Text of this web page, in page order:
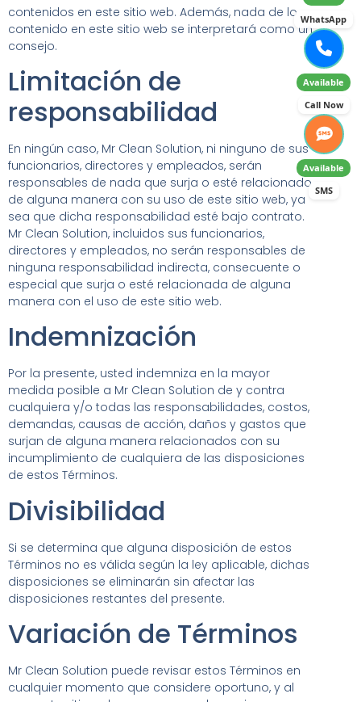
contenidos en este sitio web. Además, nada de lo
contenido en este sitio web se interpretará como un
consejo.
Limitación de
responsabilidad
En ningún caso, Mr Clean Solution, ni ninguno de sus
funcionarios, directores y empleados, serán
responsables de nada que surja o esté relacionado
de alguna manera con su uso de este sitio web, ya
sea que dicha responsabilidad esté bajo contrato.
Mr Clean Solution, incluidos sus funcionarios,
directores y empleados, no serán responsables de
ninguna responsabilidad indirecta, consecuente o
especial que surja o esté relacionada de alguna
manera con el uso de este sitio web.
Indemnización
Por la presente, usted indemniza en la mayor
medida posible a Mr Clean Solution de y contra
cualquiera y/o todas las responsabilidades, costos,
demandas, causas de acción, daños y gastos que
surjan de alguna manera relacionados con su
incumplimiento de cualquiera de las disposiciones
de estos Términos.
Divisibilidad
Si se determina que alguna disposición de estos
Términos no es válida según la ley aplicable, dichas
disposiciones se eliminarán sin afectar las
disposiciones restantes del presente.
Variación de Términos
Mr Clean Solution puede revisar estos Términos en
cualquier momento que considere oportuno, y al
WhatsApp
Available
Call Now
Available
SMS